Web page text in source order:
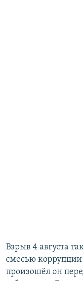
Взрыв 4 августа
смесью
произошёл он